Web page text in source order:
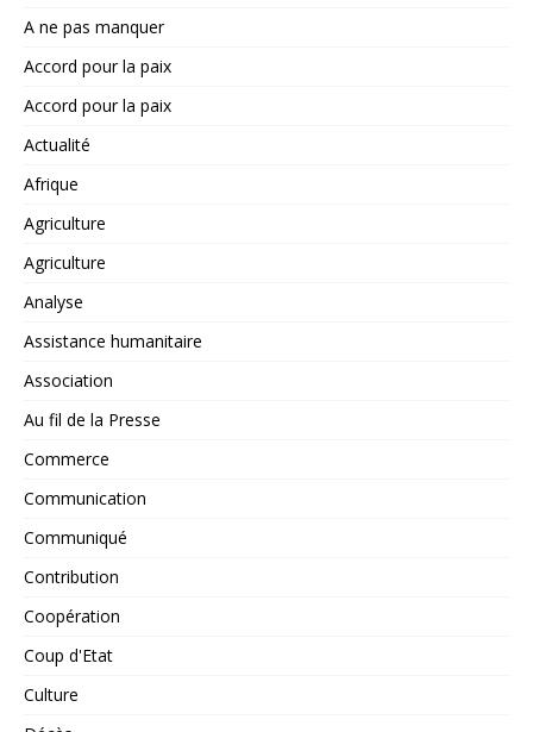
A ne pas manquer
Accord pour la paix
Accord pour la paix
Actualité
Afrique
Agriculture
Agriculture
Analyse
Assistance humanitaire
Association
Au fil de la Presse
Commerce
Communication
Communiqué
Contribution
Coopération
Coup d'Etat
Culture